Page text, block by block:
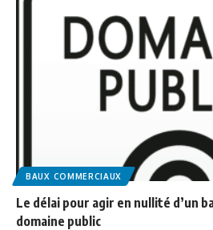
BAUX COMMERCIAUX
Le délai pour agir en nullité d’un
domaine public